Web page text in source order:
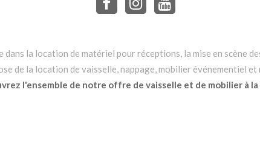
la location de matériel pour réceptions, la mise en scène
de la location de vaisselle, nappage, mobilier événementiel
l'ensemble de notre offre de vaisselle et de mobilier à